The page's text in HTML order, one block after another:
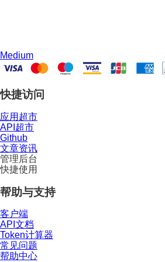
Medium
快捷访问
应用超市
API超市
Github
文章资讯
管理后台
快捷使用
帮助与支持
客户端
API文档
Token计算器
常见问题
帮助中心